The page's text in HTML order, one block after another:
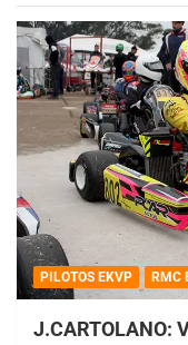
PILOTOS EKVP RMC
J.CARTOLANO:
COBERTURA